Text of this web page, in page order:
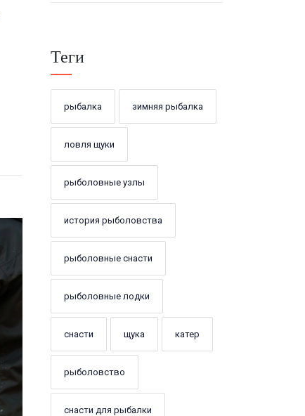
Теги
рыбалка зимняя рыбалка
ловля щуки
рыболовные узлы
история рыболовства
рыболовные снасти
рыболовные лодки
снасти щука катер
рыболовство
снасти для рыбалки